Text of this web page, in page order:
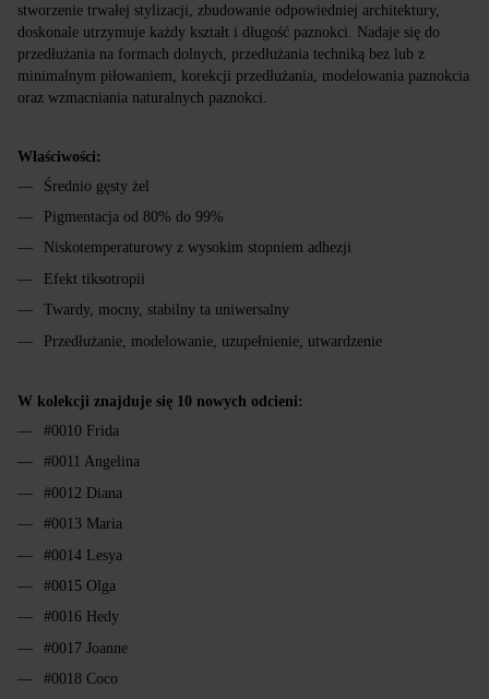
stworzenie trwałej stylizacji, zbudowanie odpowiedniej architektury,
doskonale utrzymuje każdy kształt i długość paznokci. Nadaje się do
przedłużania na formach dolnych, przedłużania techniką bez lub z
minimalnym piłowaniem, korekcji przedłużania, modelowania paznokcia
oraz wzmacniania naturalnych paznokci.
Właściwości:
Średnio gęsty żel
Pigmentacja od 80% do 99%
Niskotemperaturowy z wysokim stopniem adhezji
Efekt tiksotropii
Twardy, mocny, stabilny ta uniwersalny
Przedłużanie, modelowanie, uzupełnienie, utwardzenie
W kolekcji znajduje się 10 nowych odcieni:
#0010 Frida
#0011 Angelina
#0012 Diana
#0013 Maria
#0014 Lesya
#0015 Olga
#0016 Hedy
#0017 Joanne
#0018 Coco